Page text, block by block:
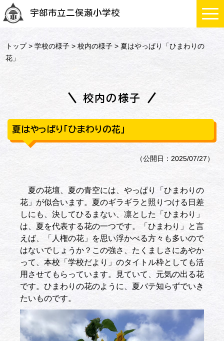
宇部市立二俣瀬小学校
トップ>学校の様子 >校内の様子 > 夏はやっぱり「ひまわりの
花」
校内の様子
夏はやっぱり「ひまわりの花」
（公開日：2025/07/27）
夏の花壇、夏の青空には、やっぱり「ひまわりの
花」が似合います。夏のギラギラと照りつける日差
しにも、決してひるまない、凛とした「ひまわり」
は、夏を代表する花の一つです。「ひまわり」と言
えば、「人権の花」を思い浮かべる方々も多いので
はないでしょうか？この強さ、たくましさにあやか
って、本校「学校だより」のタイトル枠としても活
用させてもらっています。見ていて、元気の出る花
です。ひまわりの花のように、夏バテ知らずでいき
たいものです。